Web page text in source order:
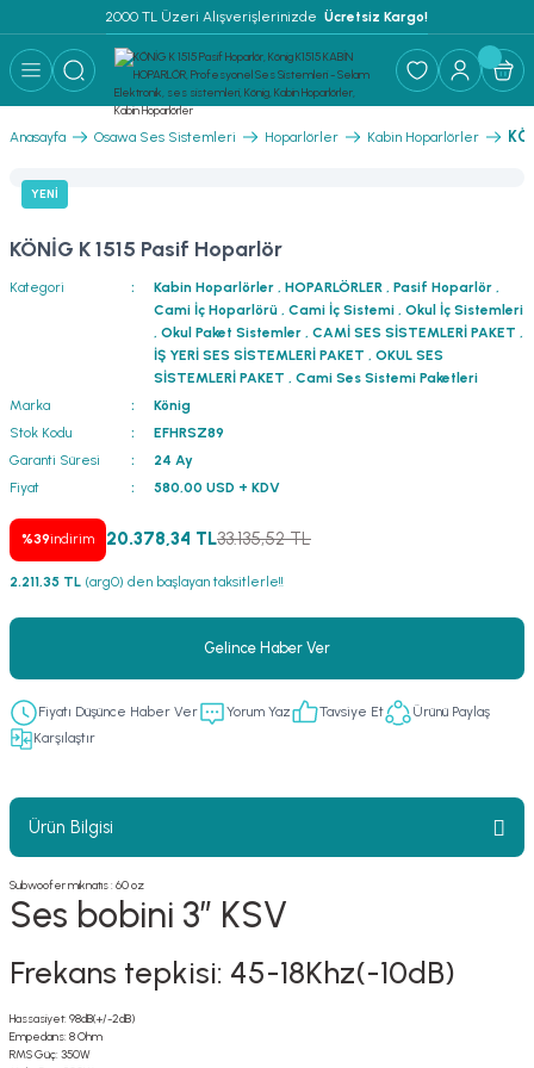
2000 TL Üzeri Alışverişlerinizde Ücretsiz Kargo!
Geri Dön
Geri Dön
Geri Dön
Devre Mebran
Geri Dön
Mikrofonları
Sistemleri
Geri Dön
Geri Dön
Paketleri
Geri Dön
Geri Dön
PAKET
Geri Dön
Paketleri
Anasayfa Osawa Ses Sistemleri Hoparlörler Kabin Hoparlörler
YENİ
KÖNİG K 1515 Pasif Hoparlör
Kategori Kabin Hoparlörler ,HOPARLÖRLER ,Pasif Hoparlör ,
Cami İç Hoparlörü ,Cami İç Sistemi ,Okul İç Sistemleri
,Okul Paket Sistemler ,CAMİ SES SİSTEMLERİ PAKET ,
İŞ YERİ SES SİSTEMLERİ PAKET ,OKUL SES
SİSTEMLERİ PAKET ,Cami Ses Sistemi Paketleri
Marka
König
Stok Kodu
EFHRSZ89
Garanti Süresi
24 Ay
Fiyat
580,00 USD + KDV
%39indirim 20.378,34 TL33.135,52 TL
2.211,35 TL (arg0) den başlayan taksitlerle!!
Gelince Haber Ver
Fiyatı Düşünce Haber Ver Yorum Yaz Tavsiye Et
Ürünü Paylaş
Karşılaştır
Ürün Bilgisi
Subwoofer mıknatıs : 60 oz
Ses bobini 3” KSV
Frekans tepkisi: 45-18Khz(-10dB)
Hassasiyet: 98dB(+/-2dB)
Empedans: 8 Ohm
RMS Güç: 350W